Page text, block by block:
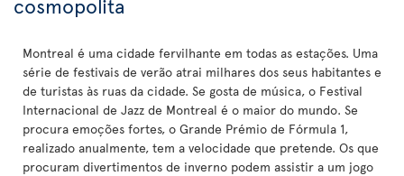
cosmopolita
Montreal é uma cidade fervilhante em todas as estações. Uma
série de festivais de verão atrai milhares dos seus habitantes e
de turistas às ruas da cidade. Se gosta de música, o Festival
Internacional de Jazz de Montreal é o maior do mundo. Se
procura emoções fortes, o Grande Prémio de Fórmula 1,
realizado anualmente, tem a velocidade que pretende. Os que
procuram divertimentos de inverno podem assistir a um jogo